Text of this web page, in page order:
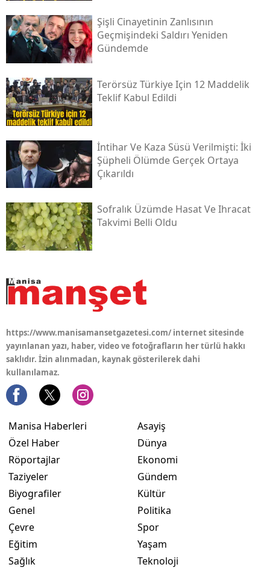
Şişli Cinayetinin Zanlısının
Geçmişindeki Saldırı Yeniden
Gündemde
Terörsüz Türkiye Için 12 Maddelik
Teklif Kabul Edildi
İntihar Ve Kaza Süsü Verilmişti: İki
Şüpheli Ölümde Gerçek Ortaya
Çıkarıldı
Sofralık Üzümde Hasat Ve Ihracat
Takvimi Belli Oldu
https://www.manisamansetgazetesi.com/ internet sitesinde
yayınlanan yazı, haber, video ve fotoğrafların her türlü hakkı
saklıdır. İzin alınmadan, kaynak gösterilerek dahi
kullanılamaz.
Manisa Haberleri
Özel Haber
Röportajlar
Taziyeler
Biyografiler
Genel
Çevre
Eğitim
Sağlık
Asayiş
Dünya
Ekonomi
Gündem
Kültür
Politika
Spor
Yaşam
Teknoloji